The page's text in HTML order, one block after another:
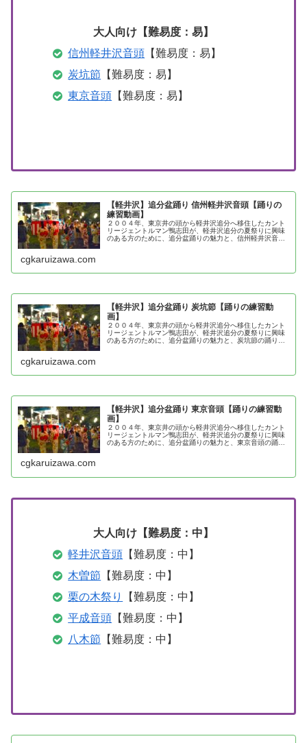
大人向け【難易度：易】
信州軽井沢音頭 【難易度：易】
炭坑節 【難易度：易】
東京音頭 【難易度：易】
【軽井沢】追分盆踊り 信州軽井沢音頭【踊りの
練習動画】
２００４年、東京井の頭から軽井沢追分へ移住したカント
リージェントルマン鴨志田が、軽井沢追分の夏祭りに興味
のある方のために、追分盆踊りの魅力と、信州軽井沢音頭
cgkaruizawa.com
【軽井沢】追分盆踊り 炭坑節【踊りの練習動
画】
２００４年、東京井の頭から軽井沢追分へ移住したカント
リージェントルマン鴨志田が、軽井沢追分の夏祭りに興味
のある方のために、追分盆踊りの魅力と、炭坑節の踊り方
cgkaruizawa.com
【軽井沢】追分盆踊り 東京音頭【踊りの練習動
画】
２００４年、東京井の頭から軽井沢追分へ移住したカント
リージェントルマン鴨志田が、軽井沢追分の夏祭りに興味
のある方のために、追分盆踊りの魅力と、東京音頭の踊り
cgkaruizawa.com
大人向け【難易度：中】
軽井沢音頭 【難易度：中】
木曽節 【難易度：中】
栗の木祭り
【難易度：中】
平成音頭 【難易度：中】
八木節 【難易度：中】